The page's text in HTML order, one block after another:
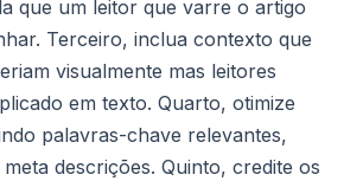
que um leitor que varre o artigo
Terceiro, inclua contexto que
visualmente mas leitores
em texto. Quarto, otimize
palavras-chave relevantes,
descrições. Quinto, credite os